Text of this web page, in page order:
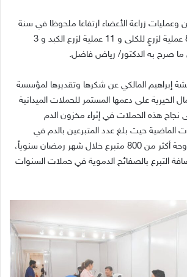
وعمليات زراعة الأعضاء ارتفاعا ملحوظا في سنة
2023 حيث تم إجراء 82 عملية لزرعٍ للكلى و 11 عملية لزرع الكبد و 3
ما صرح به الدكتور/ رياض فاضل.
إبراهيم المالكي عن شكرها وتقديرها لمؤسسة
الخيرية على دعمها المستمر للحملات الميدانية
نجاح هذه الحملات في إثراء مخزون الدم
الماضية حيث بلغ عدد المتبرعين بالدم في
حملات سيتي سنتر الدوحة أكثر من 800 متبرع خلال شهر رمضان سنوياً،
التبرع بالصفائح الدموية في حملات السنوات